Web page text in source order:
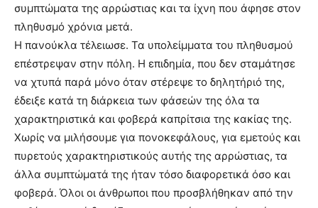
συμπτώματα της αρρώστιας και τα ίχνη που άφησε στον
πληθυσμό χρόνια μετά.
Η πανούκλα τέλειωσε. Τα υπολείμματα του πληθυσμού
επέστρεψαν στην πόλη. Η επιδημία, που δεν σταμάτησε
να χτυπά παρά μόνο όταν στέρεψε το δηλητήριό της,
έδειξε κατά τη διάρκεια των φάσεών της όλα τα
χαρακτηριστικά και φοβερά καπρίτσια της κακίας της.
Χωρίς να μιλήσουμε για πονοκεφάλους, για εμετούς και
πυρετούς χαρακτηριστικούς αυτής της αρρώστιας, τα
άλλα συμπτώματά της ήταν τόσο διαφορετικά όσο και
φοβερά. Όλοι οι άνθρωποι που προσβλήθηκαν από την